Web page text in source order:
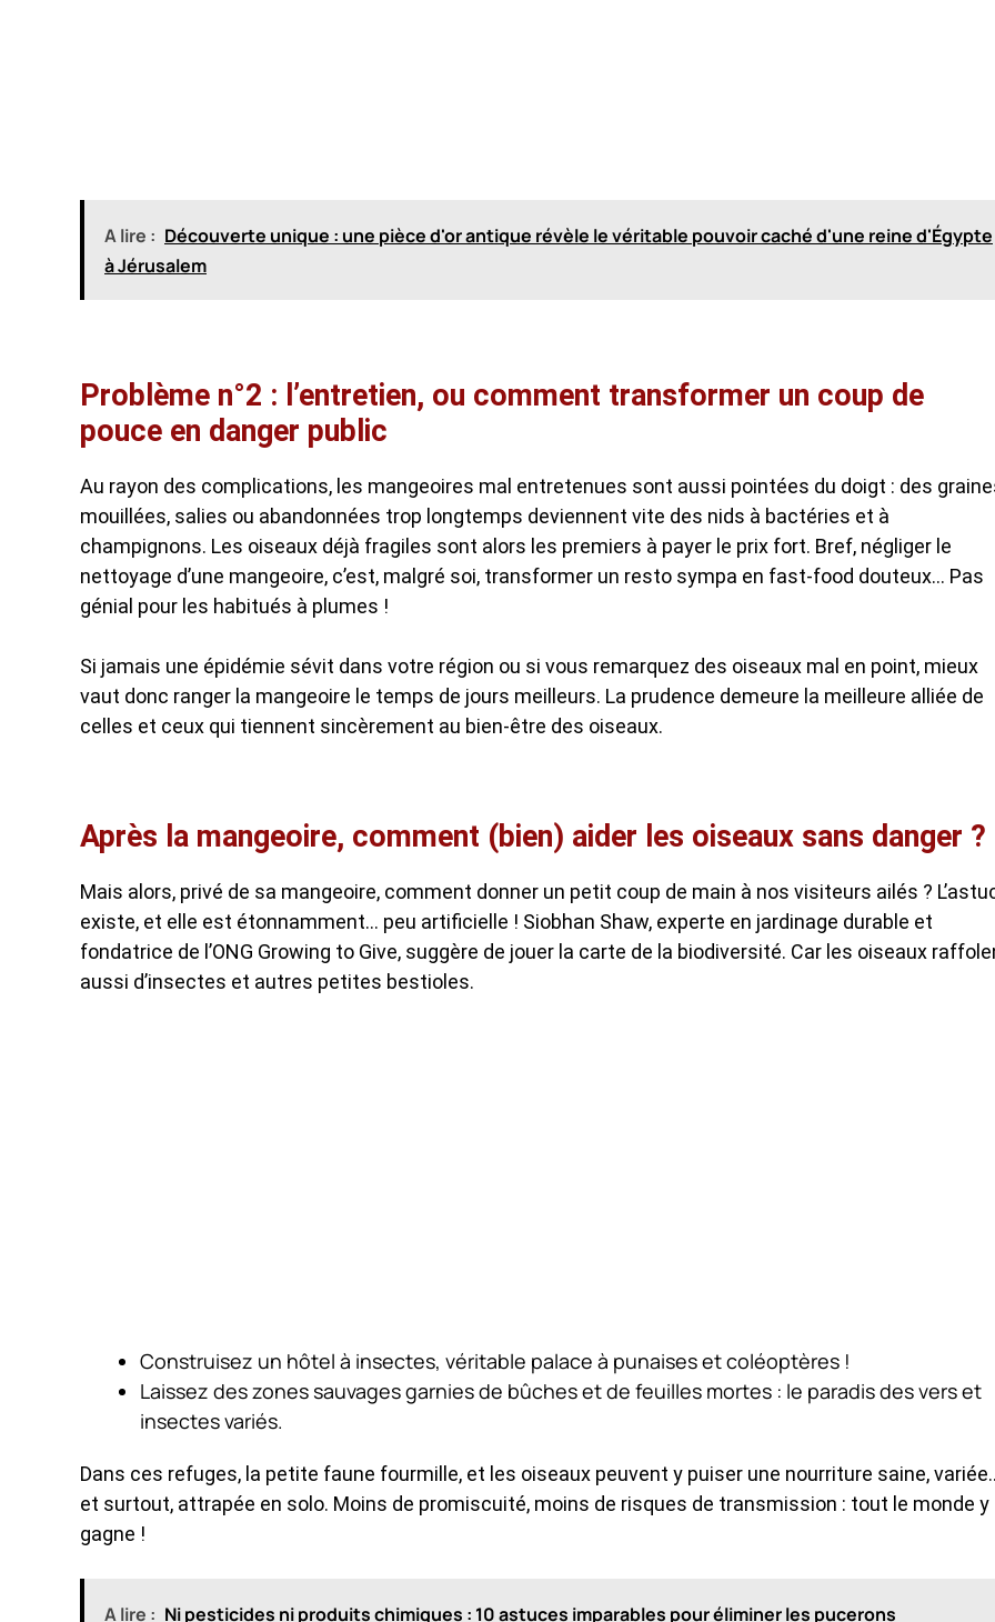
A lire : Découverte unique : une pièce d'or antique révèle le véritable pouvoir caché d'une reine d'Égypte
à Jérusalem
Problème n°2 : l’entretien, ou comment transformer un coup de
pouce en danger public
Au rayon des complications, les mangeoires mal entretenues sont aussi pointées du doigt : des
mouillées, salies ou abandonnées trop longtemps deviennent vite des nids à bactéries et à
champignons. Les oiseaux déjà fragiles sont alors les premiers à payer le prix fort. Bref, négliger le
nettoyage d’une mangeoire, c’est, malgré soi, transformer un resto sympa en fast-food douteux… Pas
génial pour les habitués à plumes !
Si jamais une épidémie sévit dans votre région ou si vous remarquez des oiseaux mal en point, mieux
vaut donc ranger la mangeoire le temps de jours meilleurs. La prudence demeure la meilleure alliée de
celles et ceux qui tiennent sincèrement au bien-être des oiseaux.
Après la mangeoire, comment (bien) aider les oiseaux sans danger ?
Mais alors, privé de sa mangeoire, comment donner un petit coup de main à nos visiteurs ailés ?
existe, et elle est étonnamment… peu artificielle ! Siobhan Shaw, experte en jardinage durable et
fondatrice de l’ONG Growing to Give, suggère de jouer la carte de la biodiversité. Car les oiseaux
aussi d’insectes et autres petites bestioles.
Construisez un hôtel à insectes, véritable palace à punaises et coléoptères !
Laissez des zones sauvages garnies de bûches et de feuilles mortes : le paradis des vers et
insectes variés.
Dans ces refuges, la petite faune fourmille, et les oiseaux peuvent y puiser une nourriture saine,
et surtout, attrapée en solo. Moins de promiscuité, moins de risques de transmission : tout le monde y
gagne !
A lire : Ni pesticides ni produits chimiques : 10 astuces imparables pour éliminer les pucerons